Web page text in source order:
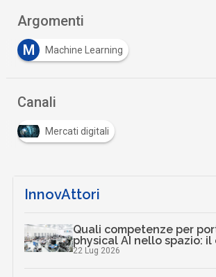
Argomenti
M
Machine Learning
Canali
Mercati digitali
InnovAttori
Quali competenze per
physical AI nello spazio: il
22 Lug 2026